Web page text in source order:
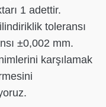
1 adettir.
toleransı
±0,002 mm.
karşılamak